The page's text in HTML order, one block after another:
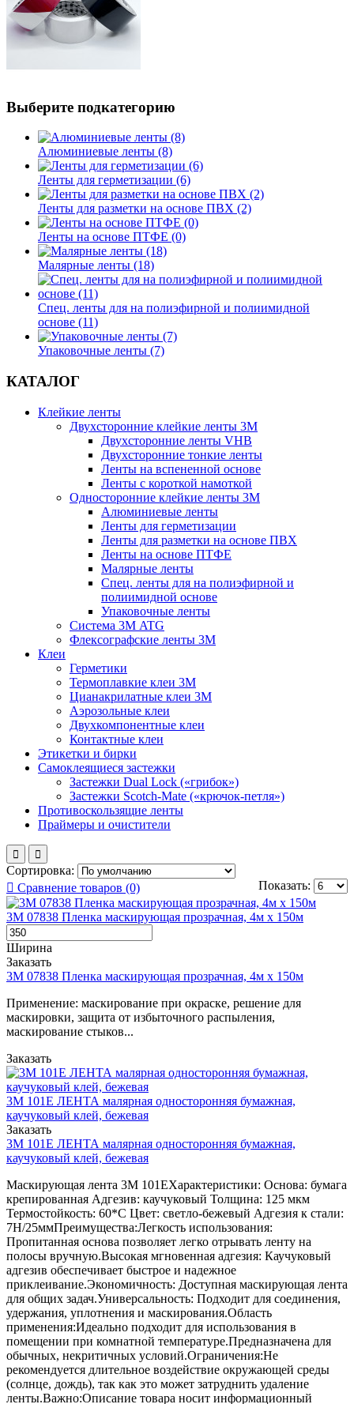
Выберите подкатегорию
Алюминиевые ленты (8)
Ленты для герметизации (6)
Ленты для разметки на основе ПВХ (2)
Ленты на основе ПТФЕ (0)
Малярные ленты (18)
Спец. ленты для на полиэфирной и полиимидной
основе (11)
Упаковочные ленты (7)
КАТАЛОГ
Клейкие ленты
Двухсторонние клейкие ленты 3М
Двухсторонние ленты VHB
Двухсторонние тонкие ленты
Ленты на вспененной основе
Ленты с короткой намоткой
Односторонние клейкие ленты 3М
Алюминиевые ленты
Ленты для герметизации
Ленты для разметки на основе ПВХ
Ленты на основе ПТФЕ
Малярные ленты
Спец. ленты для на полиэфирной и
полиимидной основе
Упаковочные ленты
Система 3М ATG
Флексографские ленты 3М
Клеи
Герметики
Термоплавкие клеи 3М
Цианакрилатные клеи 3М
Аэрозольные клеи
Двухкомпонентные клеи
Контактные клеи
Этикетки и бирки
Самоклеящиеся застежки
Застежки Dual Lock («грибок»)
Застежки Scotch-Mate («крючок-петля»)
Противоскользящие ленты
Праймеры и очистители
Сортировка:
Показать:
Сравнение товаров (0)
3М 07838 Пленка маскирующая прозрачная, 4м х 150м
Ширина
Заказать
3М 07838 Пленка маскирующая прозрачная, 4м х 150м
Применение: маскирование при окраске, решение для
маскировки, защита от избыточного распыления,
маскирование стыков...
Заказать
3М 101Е ЛЕНТА малярная односторонняя бумажная,
каучуковый клей, бежевая
Заказать
3М 101Е ЛЕНТА малярная односторонняя бумажная,
каучуковый клей, бежевая
Маскирующая лента 3M 101EХарактеристики: Основа: бумага
крепированная Адгезив: каучуковый Толщина: 125 мкм
Термостойкость: 60*С Цвет: светло-бежевый Адгезия к стали:
7Н/25ммПреимущества:Легкость использования:
Пропитанная основа позволяет легко отрывать ленту на
полосы вручную.Высокая мгновенная адгезия: Каучуковый
адгезив обеспечивает быстрое и надежное
приклеивание.Экономичность: Доступная маскирующая лента
для общих задач.Универсальность: Подходит для соединения,
удержания, уплотнения и маскирования.Область
применения:Идеально подходит для использования в
помещении при комнатной температуре.Предназначена для
обычных, некритичных условий.Ограничения:Не
рекомендуется длительное воздействие окружающей среды
(солнце, дождь), так как это может затруднить удаление
ленты.Важно:Описание товара носит информационный